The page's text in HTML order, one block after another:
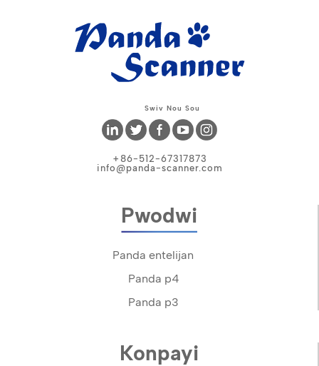
Swiv Nou Sou
+86-512-67317873
info@panda-scanner.com
Pwodwi
Panda entelijan
Panda p4
Panda p3
Konpayi